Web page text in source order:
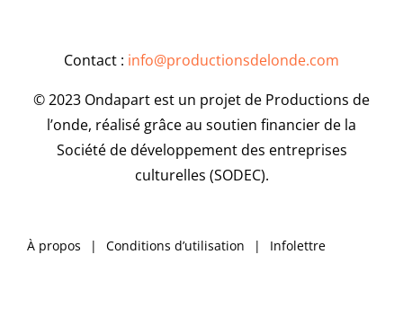
Contact : info@productionsdelonde.com
© 2023 Ondapart est un projet de Productions de
l’onde, réalisé grâce au soutien financier de la
Société de développement des entreprises
culturelles (SODEC).
À propos Conditions d’utilisation Infolettre